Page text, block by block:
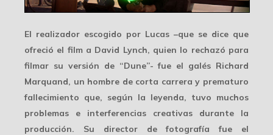
El realizador escogido por Lucas –que se dice que
ofreció el film a David Lynch, quien lo rechazó para
filmar su versión de “Dune”- fue el galés Richard
Marquand, un hombre de corta carrera y prematuro
fallecimiento que, según la leyenda, tuvo muchos
problemas e interferencias creativas durante la
producción. Su director de fotografía fue el